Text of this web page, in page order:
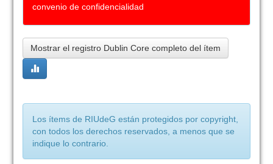
convenio de confidencialidad
Mostrar el registro Dublin Core completo del ítem
Los ítems de RIUdeG están protegidos por copyright,
con todos los derechos reservados, a menos que se
indique lo contrario.